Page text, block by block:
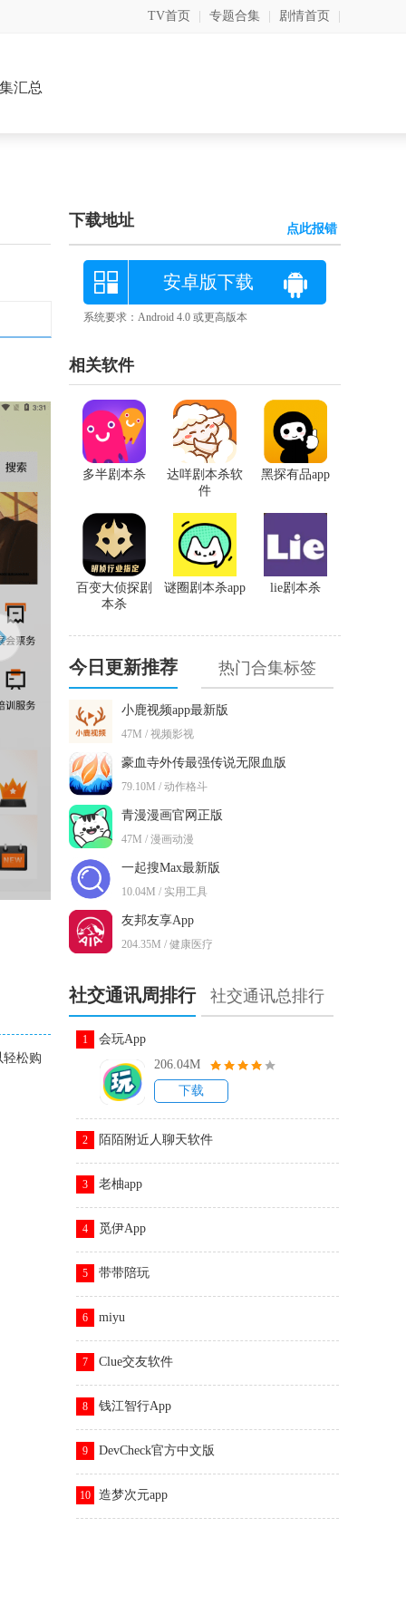
TV首页 专题合集 剧情首页
汇总
轻松购
下载地址 点此报错
安卓版下载
系统要求：Android 4.0 或更高版本
相关软件
黑探有品app
达咩剧本杀软
件
多半剧本杀
lie剧本杀
谜圈剧本杀app
百变大侦探剧
本杀
今日更新推荐 热门合集标签
小鹿视频app最新版
47M / 视频影视
豪血寺外传最强传说无限血版
79.10M / 动作格斗
青漫漫画官网正版
47M / 漫画动漫
一起搜Max最新版
10.04M / 实用工具
友邦友享App
204.35M / 健康医疗
社交通讯周排行 社交通讯总排行
1
会玩App
206.04M
下载
2 陌陌附近人聊天软件
3 老柚app
4 觅伊App
5 带带陪玩
6 miyu
7 Clue交友软件
8 钱江智行App
9 DevCheck官方中文版
10 造梦次元app